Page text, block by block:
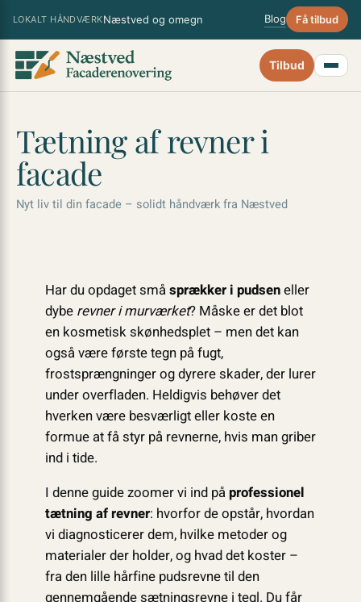
indhold
LOKALT HÅNDVÆRKNæstved og omegn Blog Få tilbud
Tilbud
Tætning af revner i
facade
Nyt liv til din facade – solidt håndværk fra Næstved
Har du opdaget småsprækker i pudseneller
dybe revner i murværket? Måske er det blot
en kosmetisk skønhedsplet – men det kan
også være første tegn på fugt,
frostsprængninger og dyrere skader, der lurer
under overfladen. Heldigvis behøver det
hverken være besværligt eller koste en
formue at få styr på revnerne, hvis man griber
ind i tide.
I denne guide zoomer vi ind påprofessionel
tætning af revner: hvorfor de opstår, hvordan
vi diagnosticerer dem, hvilke metoder og
materialer der holder, og hvad det koster –
fra den lille hårfine pudsrevne til den
gennemgående sætningsrevne i tegl. Du får